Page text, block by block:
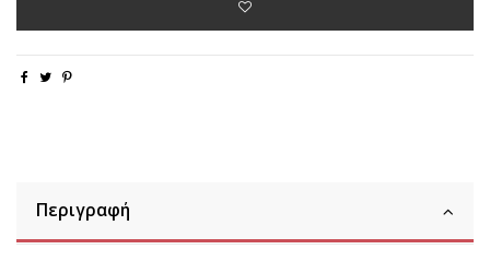
Περιγραφή